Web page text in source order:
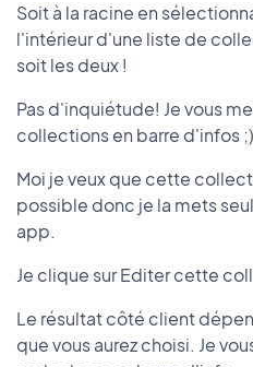
Soit à la racine en
l'intérieur d'une liste de
soit les deux !
Pas d'inquiétude! Je vous
collections en barre d'infos ;)
Moi je veux que cette
possible donc je la mets
app.
Je clique sur Editer cette
Le résultat côté client
que vous aurez choisi. Je